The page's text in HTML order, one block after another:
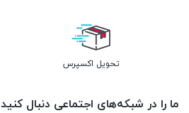
تحویل اکسپرس
ما را در شبکه‌های اجتماعی دنبال کنید